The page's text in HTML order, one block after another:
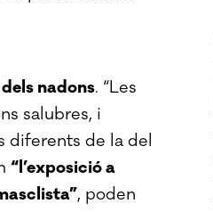
nadons. “Les
salubres, i
diferents de la del
“l’exposició a
, poden